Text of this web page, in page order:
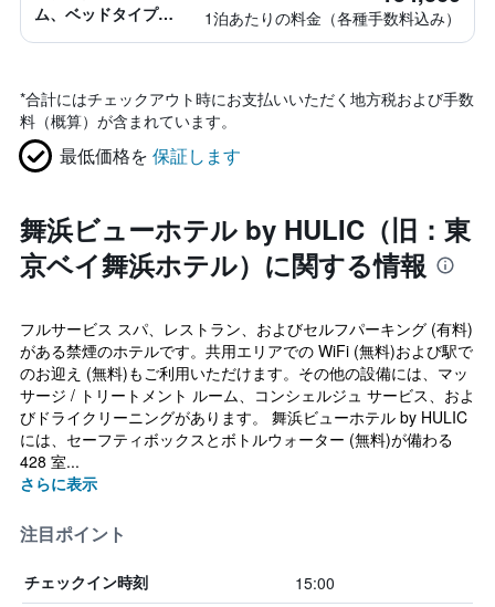
ム、ベッドタイプ情
1泊あたりの料金（各種手数料込み）
*合計にはチェックアウト時にお支払いいただく地方税および手数
料（概算）が含まれています。
最低価格を 保証します
舞浜ビューホテル by HULIC（旧：東
京ベイ舞浜ホテル）に関する情報
フルサービス スパ、レストラン、およびセルフパーキング (有料)
がある禁煙のホテルです。共用エリアでの WiFi (無料)および駅で
のお迎え (無料)もご利用いただけます。その他の設備には、マッ
サージ / トリートメント ルーム、コンシェルジュ サービス、およ
びドライクリーニングがあります。 舞浜ビューホテル by HULIC
には、セーフティボックスとボトルウォーター (無料)が備わる
428 室...
さらに表示
注目ポイント
チェックイン時刻 15:00